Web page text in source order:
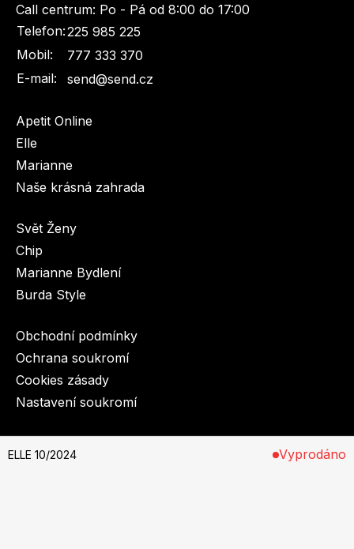
ELLE 10/2024 Vyprodáno
Call centrum: Po - Pá od 8:00 do 17:00
Telefon:225 985 225
Mobil:
777 333 370
E-mail:
send@send.cz
Apetit Online
Elle
Marianne
Naše krásná zahrada
Svět Ženy
Chip
Marianne Bydlení
Burda Style
Obchodní podmínky
Ochrana soukromí
Cookies zásady
Nastavení soukromí